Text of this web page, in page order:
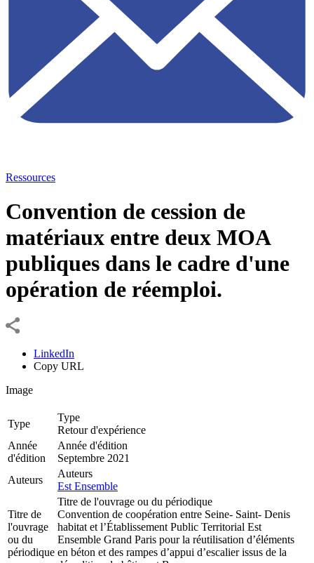
Ressources
Convention de cession de
matériaux entre deux MOA
publiques dans le cadre d'une
opération de réemploi.
LinkedIn
Copy URL
Image
Type
Type
Retour d'expérience
Année
d'édition
Année d'édition
Septembre 2021
Auteurs
Auteurs
Est Ensemble
Titre de
l'ouvrage
ou du
périodique
Titre de l'ouvrage ou du périodique
Convention de coopération entre Seine- Saint- Denis
habitat et l’Établissement Public Territorial Est
Ensemble Grand Paris pour la réutilisation d’éléments
en béton et des rampes d’appui d’escalier issus de la